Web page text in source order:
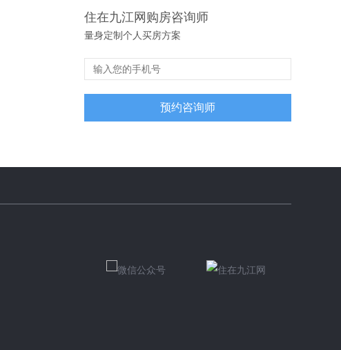
住在九江网购房咨询师
量身定制个人买房方案
预约咨询师